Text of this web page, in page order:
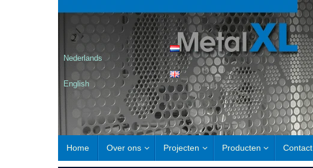
Nederlands
English
Home Over ons Projecten Producten Contact